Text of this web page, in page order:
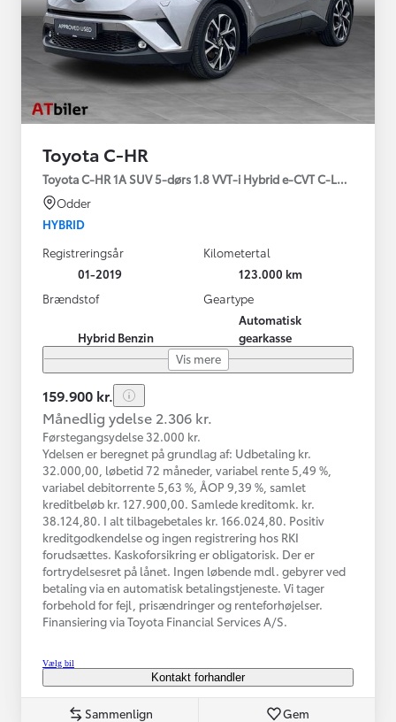
Toyota C-HR
Toyota C-HR 1A SUV 5-dørs 1.8 VVT-i Hybrid e-CVT C-LUB -
Odder
HYBRID
Registreringsår
01-2019
Kilometertal
123.000 km
Brændstof
Hybrid Benzin
Geartype
Automatisk
gearkasse
Vis mere
159.900 kr.
Månedlig ydelse 2.306 kr.
Førstegangsydelse 32.000 kr.
Ydelsen er beregnet på grundlag af: Udbetaling kr.
32.000,00, løbetid 72 måneder, variabel rente 5,49 %,
variabel debitorrente 5,63 %, ÅOP 9,39 %, samlet
kreditbeløb kr. 127.900,00. Samlede kreditomk. kr.
38.124,80. I alt tilbagebetales kr. 166.024,80. Positiv
kreditgodkendelse og ingen registrering hos RKI
forudsættes. Kaskoforsikring er obligatorisk. Der er
fortrydelsesret på lånet. Ingen løbende mdl. gebyrer ved
betaling via en automatisk betalingstjeneste. Vi tager
forbehold for fejl, prisændringer og renteforhøjelser.
Finansiering via Toyota Financial Services A/S.
Vælg bil
Kontakt forhandler
Sammenlign Gem